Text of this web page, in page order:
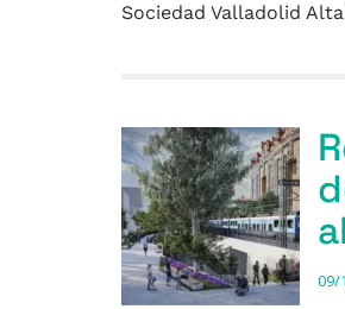
Sociedad Valladolid
09/